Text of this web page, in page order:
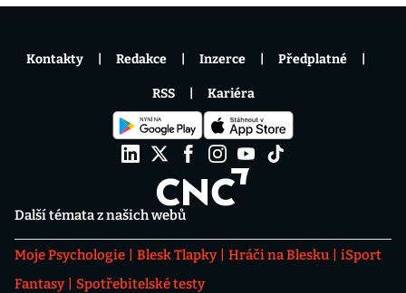
Další témata z našich webů
Moje Psychologie Blesk Tlapky Hráči na Blesku
iSport
Fantasy
Spotřebitelské testy
Kontakty Redakce Inzerce Předplatné
RSS Kariéra